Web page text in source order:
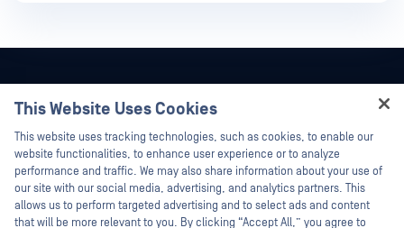
This Website Uses Cookies
This website uses tracking technologies, such as cookies, to enable our
website functionalities, to enhance user experience or to analyze
performance and traffic. We may also share information about your use of
our site with our social media, advertising, and analytics partners. This
allows us to perform targeted advertising and to select ads and content
that will be more relevant to you. By clicking “Accept All,” you agree to
Hey there!
I'm Ozzy, your OPSWAT virtual assistant.
How can I help you secure what's critical
today?